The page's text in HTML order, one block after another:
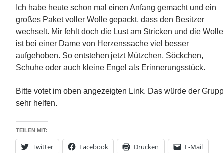
Ich habe heute schon mal einen Anfang gemacht und ein
großes Paket voller Wolle gepackt, dass den Besitzer
wechselt. Mir fehlt doch die Lust am Stricken und die Wolle
ist bei einer Dame von Herzenssache viel besser
aufgehoben. So entstehen jetzt Mützchen, Söckchen,
Schuhe oder auch kleine Engel als Erinnerungsstück.
Bitte votet im oben angezeigten Link. Das würde der
sehr helfen.
TEILEN MIT:
Twitter Facebook Drucken E-Mail